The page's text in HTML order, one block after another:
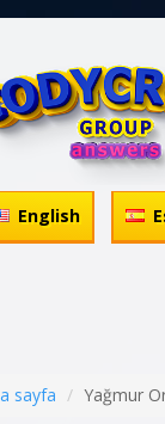
English
sayfa Yağmur